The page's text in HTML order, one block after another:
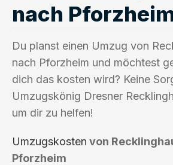
nach
Du planst einen Umzug von
nach Pforzheim und möchtest
dich das kosten wird? Keine
Umzugskönig Dresner
um dir zu helfen!
Umzugskosten von
Pforzheim